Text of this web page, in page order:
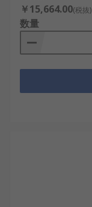
￥15,664.00(税抜)
数量